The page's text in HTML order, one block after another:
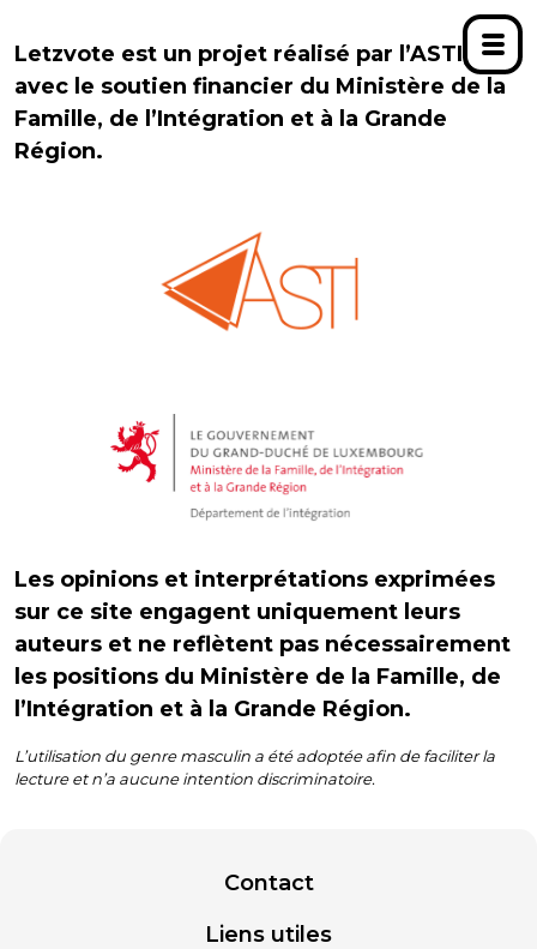
Letzvote est un projet réalisé par l’ASTI,
avec le soutien financier du Ministère de la
Famille, de l’Intégration et à la Grande
Région.
Les opinions et interprétations exprimées
sur ce site engagent uniquement leurs
auteurs et ne reflètent pas nécessairement
les positions du Ministère de la Famille, de
l’Intégration et à la Grande Région.
L’utilisation du genre masculin a été adoptée afin de faciliter la
lecture et n’a aucune intention discriminatoire.
Contact
Liens utiles